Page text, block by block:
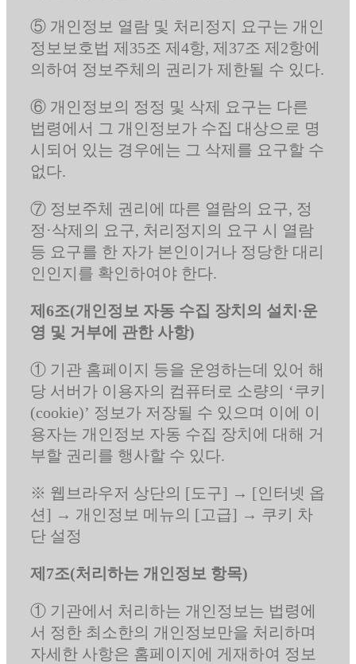
⑤ 개인정보 열람 및 처리정지 요구는 개인
정보보호법 제35조 제4항, 제37조 제2항에
의하여 정보주체의 권리가 제한될 수 있다.
⑥ 개인정보의 정정 및 삭제 요구는 다른
법령에서 그 개인정보가 수집 대상으로 명
시되어 있는 경우에는 그 삭제를 요구할 수
없다.
⑦ 정보주체 권리에 따른 열람의 요구, 정
정·삭제의 요구, 처리정지의 요구 시 열람
등 요구를 한 자가 본인이거나 정당한 대리
인인지를 확인하여야 한다.
제6조(개인정보 자동 수집 장치의 설치∙운
영 및 거부에 관한 사항)
① 기관 홈페이지 등을 운영하는데 있어 해
당 서버가 이용자의 컴퓨터로 소량의 ‘쿠키
(cookie)’ 정보가 저장될 수 있으며 이에 이
용자는 개인정보 자동 수집 장치에 대해 거
부할 권리를 행사할 수 있다.
※ 웹브라우저 상단의 [도구] → [인터넷 옵
션] → 개인정보 메뉴의 [고급] → 쿠키 차
단 설정
제7조(처리하는 개인정보 항목)
① 기관에서 처리하는 개인정보는 법령에
서 정한 최소한의 개인정보만을 처리하며
자세한 사항은 홈페이지에 게재하여 정보